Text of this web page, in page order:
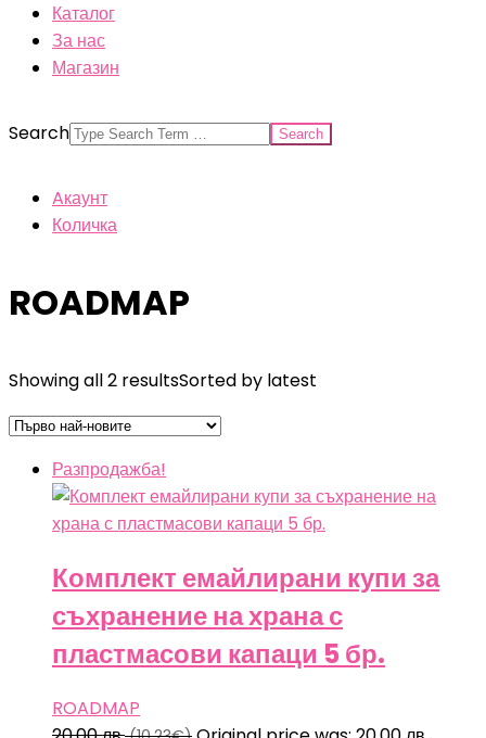
Каталог
За нас
Магазин
Search
Aкаунт
Количка
ROADMAP
Showing all 2 resultsSorted by latest
Разпродажба!
Комплект емайлирани купи за
съхранение на храна с
пластмасови капаци 5 бр.
ROADMAP